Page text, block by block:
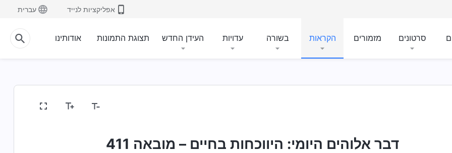
אפליקציות לנייד עברית
סרטונים מזמורים הקראות בשורה עדויות העידן החדש תצוגת התמונות אודותינו
דבר אלוהים היומי: היווכחות בחיים – מובאה 411